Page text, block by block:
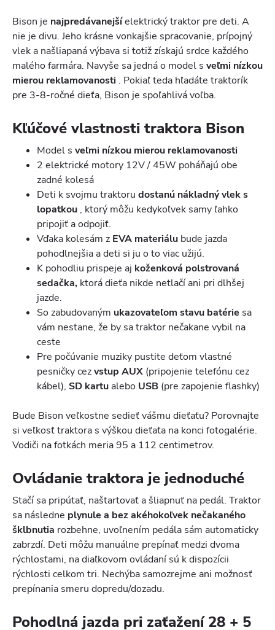
Bison je najpredávanejšíelektrický traktor pre deti. A
nie je divu. Jeho krásne vonkajšie spracovanie, prípojný
vlek a našliapaná výbava si totiž získajú srdce každého
malého farmára. Navyše sa jedná o model s veľmi nízkou
mierou reklamovanosti . Pokiaľ teda hľadáte traktorík
pre 3-8-ročné dieťa, Bison je spoľahlivá voľba.
Kľúčové vlastnosti traktora Bison
Model s veľmi nízkou mierou reklamovanosti
2 elektrické motory 12V / 45W poháňajú obe
zadné kolesá
Deti k svojmu traktoru dostanú nákladný vlek s
lopatkou , ktorý môžu kedykoľvek samy ľahko
pripojiť a odpojiť.
Vďaka kolesám z EVA materiálu bude jazda
pohodlnejšia a deti si ju o to viac užijú.
K pohodliu prispeje aj koženková polstrovaná
sedačka, ktorá dieťa nikde netlačí ani pri dlhšej
jazde.
So zabudovaným ukazovateľom stavu batérie sa
vám nestane, že by sa traktor nečakane vybil na
ceste
Pre počúvanie muziky pustite deťom vlastné
pesničky cezvstup AUX (pripojenie telefónu cez
kábel), SD kartualebo USB (pre zapojenie flashky)
Bude Bison veľkostne sedieť vášmu dieťaťu? Porovnajte
si veľkosť traktora s výškou dieťaťa na konci fotogalérie.
Vodiči na fotkách meria 95 a 112 centimetrov.
Ovládanie traktora je jednoduché
Stačí sa pripútať, naštartovať a šliapnuť na pedál. Traktor
sa následne plynule a bez akéhokoľvek nečakaného
šklbnutia rozbehne, uvoľnením pedála sám automaticky
zabrzdí. Deti môžu manuálne prepínať medzi dvoma
rýchlosťami, na diaľkovom ovládaní sú k dispozícii
rýchlosti celkom tri. Nechýba samozrejme ani možnosť
prepínania smeru dopredu/dozadu.
Pohodlná jazda pri zaťažení 28 + 5